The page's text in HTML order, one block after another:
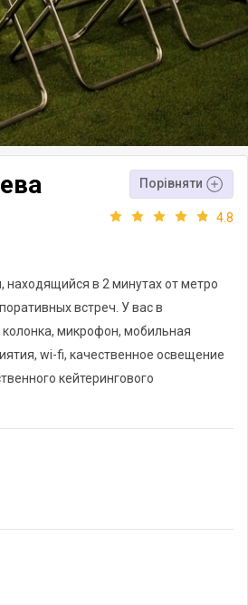
Порівняти
4.8
в 2 минутах от метро
встреч. У вас в
микрофон, мобильная
wi-fi, качественное освещение
кейтерингового